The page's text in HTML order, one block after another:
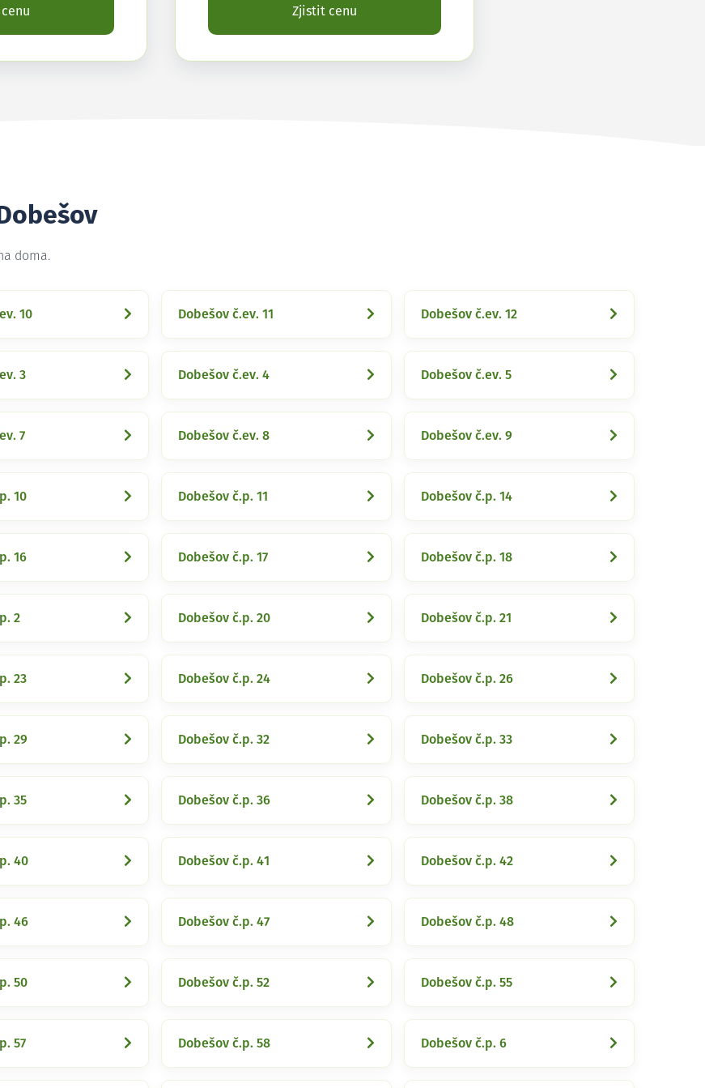
Zjistit cenu
doma.
10 Dobešov č.ev. 11 Dobešov č.ev. 12
3 Dobešov č.ev. 4 Dobešov č.ev. 5
7 Dobešov č.ev. 8 Dobešov č.ev. 9
10 Dobešov č.p. 11 Dobešov č.p. 14
16 Dobešov č.p. 17 Dobešov č.p. 18
2 Dobešov č.p. 20 Dobešov č.p. 21
23 Dobešov č.p. 24 Dobešov č.p. 26
29 Dobešov č.p. 32 Dobešov č.p. 33
35 Dobešov č.p. 36 Dobešov č.p. 38
40 Dobešov č.p. 41 Dobešov č.p. 42
46 Dobešov č.p. 47 Dobešov č.p. 48
50 Dobešov č.p. 52 Dobešov č.p. 55
57 Dobešov č.p. 58 Dobešov č.p. 6